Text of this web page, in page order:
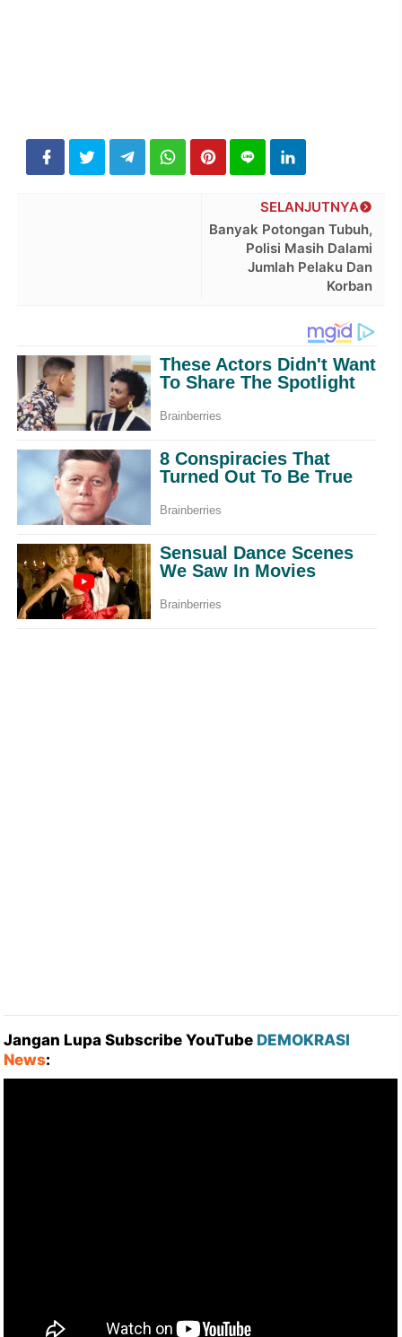
SELANJUTNYA
Banyak Potongan Tubuh,
Polisi Masih Dalami
Jumlah Pelaku Dan
Korban
Jangan Lupa Subscribe YouTube DEMOKRASI
News: